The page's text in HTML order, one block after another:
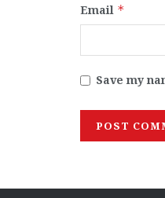
Email *
Save my